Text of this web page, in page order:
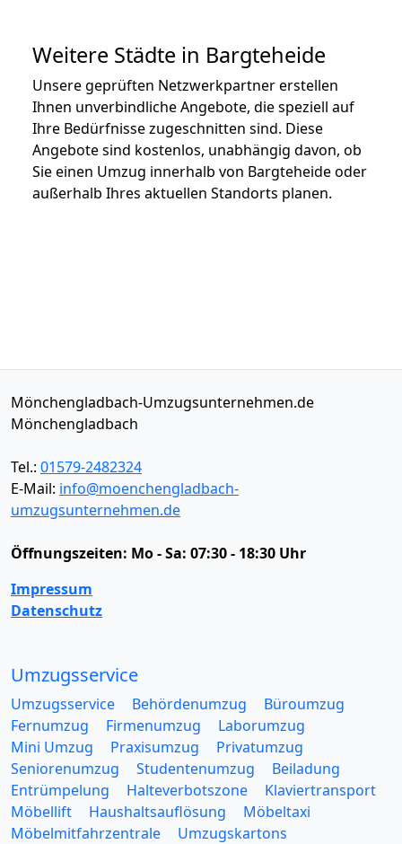
Weitere Städte in Bargteheide
Unsere geprüften Netzwerkpartner erstellen
Ihnen unverbindliche Angebote, die speziell auf
Ihre Bedürfnisse zugeschnitten sind. Diese
Angebote sind kostenlos, unabhängig davon, ob
Sie einen Umzug innerhalb von Bargteheide oder
außerhalb Ihres aktuellen Standorts planen.
Mönchengladbach-Umzugsunternehmen.de
Mönchengladbach
Tel.: 01579-2482324
E-Mail: info@moenchengladbach-
umzugsunternehmen.de
Öffnungszeiten: Mo - Sa: 07:30 - 18:30 Uhr
Impressum
Datenschutz
Umzugsservice
Umzugsservice Behördenumzug
Büroumzug
Fernumzug
Firmenumzug
Laborumzug
Mini Umzug
Praxisumzug
Privatumzug
Seniorenumzug
Studentenumzug
Beiladung
Entrümpelung
Halteverbotszone
Klaviertransport
Möbellift
Haushaltsauflösung
Möbeltaxi
Möbelmitfahrzentrale
Umzugskartons